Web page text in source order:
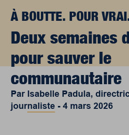
À BOUTTE. POUR
Deux semaines
pour sauver le
communautaire
Par Isabelle Padula,
journaliste -4 mars 2026